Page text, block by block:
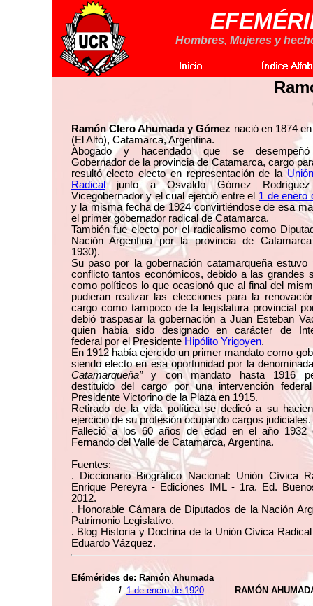
Hombres, Mujeres y
Ramón Clero Ahumada y Gómez nació en 1874
(El Alto), Catamarca, Argentina.
Abogado y hacendado que se
Gobernador de la provincia de Catamarca, cargo
resultó electo electo en representación de la
Radicaljunto a Osvaldo Gómez
Vicegobernador y el cual ejerció entre el 1 de enero
y la misma fecha de 1924 convirtiéndose de esa
el primer gobernador radical de Catamarca.
También fue electo por el radicalismo como
Nación Argentina por la provincia de
1930).
Su paso por la gobernación catamarqueña estuvo
conflicto tantos económicos, debido a las grandes
como políticos lo que ocasionó que al final del
pudieran realizar las elecciones para la
cargo como tampoco de la legislatura provincial
debió traspasar la gobernación a Juan Esteban
quien había sido designado en carácter de
federal por el Presidente Hipólito Yrigoyen.
En 1912 había ejercido un primer mandato como
siendo electo en esa oportunidad por la
Catamarqueña”y con mandato hasta 1916
destituido del cargo por una intervención
Presidente Victorino de la Plaza en 1915.
Retirado de la vida política se dedicó a su
ejercicio de su profesión ocupando cargos judiciales.
Falleció a los 60 años de edad en el año 1932
Fernando del Valle de Catamarca, Argentina.
Fuentes:
. Diccionario Biográfico Nacional: Unión Cívica
Enrique Pereyra - Ediciones IML - 1ra. Ed.
2012.
. Honorable Cámara de Diputados de la Nación
Patrimonio Legislativo.
. Blog Historia y Doctrina de la Unión Cívica
Eduardo Vázquez.
Efémérides de: Ramón Ahumada
1. 1 de enero de 1920 RAMÓN